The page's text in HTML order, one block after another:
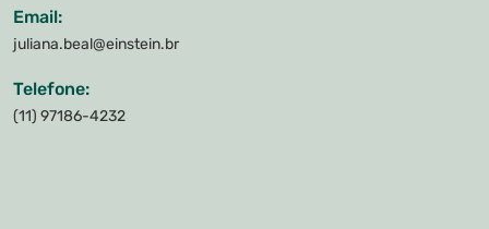
Email:
juliana.beal@einstein.br
Telefone:
(11) 97186-4232